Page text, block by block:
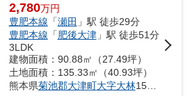
2,780万円
豊肥本線 「瀬田 」駅 徒歩29分
豊肥本線 「肥後大津」駅 徒歩51分
3LDK
建物面積：90.88㎡（27.49坪）
土地面積：135.33㎡（40.93坪）
熊本県菊池郡大津町大字大林1528-201